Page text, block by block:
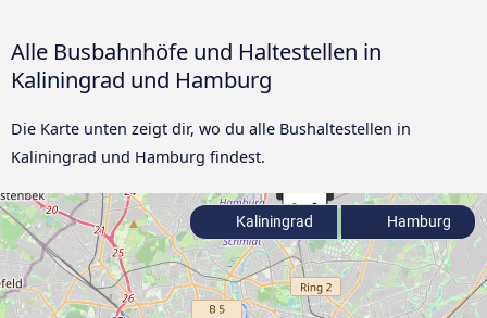
Alle Busbahnhöfe und Haltestellen in
Kaliningrad und Hamburg
Die Karte unten zeigt dir, wo du alle Bushaltestellen in
Kaliningrad und Hamburg findest.
Kaliningrad Hamburg